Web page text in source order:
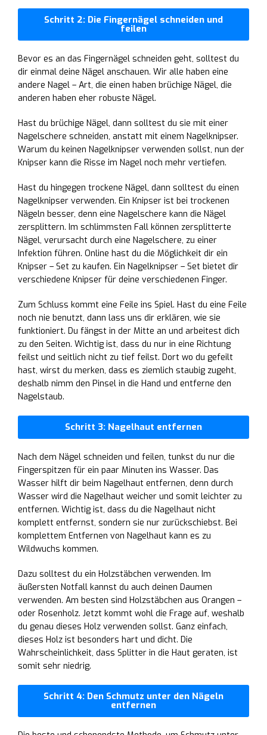
Schritt 2: Die Fingernägel schneiden und
feilen
Bevor es an das Fingernägel schneiden geht, solltest du
dir einmal deine Nägel anschauen. Wir alle haben eine
andere Nagel – Art, die einen haben brüchige Nägel, die
anderen haben eher robuste Nägel.
Hast du brüchige Nägel, dann solltest du sie mit einer
Nagelschere schneiden, anstatt mit einem Nagelknipser.
Warum du keinen Nagelknipser verwenden sollst, nun der
Knipser kann die Risse im Nagel noch mehr vertiefen.
Hast du hingegen trockene Nägel, dann solltest du einen
Nagelknipser verwenden. Ein Knipser ist bei trockenen
Nägeln besser, denn eine Nagelschere kann die Nägel
zersplittern. Im schlimmsten Fall können zersplitterte
Nägel, verursacht durch eine Nagelschere, zu einer
Infektion führen. Online hast du die Möglichkeit dir ein
Knipser – Set zu kaufen. Ein Nagelknipser – Set bietet dir
verschiedene Knipser für deine verschiedenen Finger.
Zum Schluss kommt eine Feile ins Spiel. Hast du eine Feile
noch nie benutzt, dann lass uns dir erklären, wie sie
funktioniert. Du fängst in der Mitte an und arbeitest dich
zu den Seiten. Wichtig ist, dass du nur in eine Richtung
feilst und seitlich nicht zu tief feilst. Dort wo du gefeilt
hast, wirst du merken, dass es ziemlich staubig zugeht,
deshalb nimm den Pinsel in die Hand und entferne den
Nagelstaub.
Schritt 3: Nagelhaut entfernen
Nach dem Nägel schneiden und feilen, tunkst du nur die
Fingerspitzen für ein paar Minuten ins Wasser. Das
Wasser hilft dir beim Nagelhaut entfernen, denn durch
Wasser wird die Nagelhaut weicher und somit leichter zu
entfernen. Wichtig ist, dass du die Nagelhaut nicht
komplett entfernst, sondern sie nur zurückschiebst. Bei
komplettem Entfernen von Nagelhaut kann es zu
Wildwuchs kommen.
Dazu solltest du ein Holzstäbchen verwenden. Im
äußersten Notfall kannst du auch deinen Daumen
verwenden. Am besten sind Holzstäbchen aus Orangen –
oder Rosenholz. Jetzt kommt wohl die Frage auf, weshalb
du genau dieses Holz verwenden sollst. Ganz einfach,
dieses Holz ist besonders hart und dicht. Die
Wahrscheinlichkeit, dass Splitter in die Haut geraten, ist
somit sehr niedrig.
Schritt 4: Den Schmutz unter den Nägeln
entfernen